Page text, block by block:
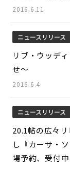
2016.6.11
ニュースリリース
リブ・ウッデ
せ～
2016.6.4
ニュースリリース
20.1帖の広々
し『カーサ・
場予約、受付中